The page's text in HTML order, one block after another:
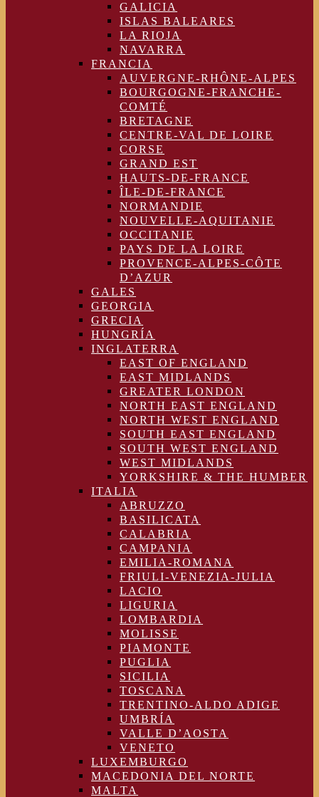
GALICIA
ISLAS BALEARES
LA RIOJA
NAVARRA
FRANCIA
AUVERGNE-RHÔNE-ALPES
BOURGOGNE-FRANCHE-
COMTÉ
BRETAGNE
CENTRE-VAL DE LOIRE
CORSE
GRAND EST
HAUTS-DE-FRANCE
ÎLE-DE-FRANCE
NORMANDIE
NOUVELLE-AQUITANIE
OCCITANIE
PAYS DE LA LOIRE
PROVENCE-ALPES-CÔTE
D’AZUR
GALES
GEORGIA
GRECIA
HUNGRÍA
INGLATERRA
EAST OF ENGLAND
EAST MIDLANDS
GREATER LONDON
NORTH EAST ENGLAND
NORTH WEST ENGLAND
SOUTH EAST ENGLAND
SOUTH WEST ENGLAND
WEST MIDLANDS
YORKSHIRE & THE HUMBER
ITALIA
ABRUZZO
BASILICATA
CALABRIA
CAMPANIA
EMILIA-ROMANA
FRIULI-VENEZIA-JULIA
LACIO
LIGURIA
LOMBARDIA
MOLISSE
PIAMONTE
PUGLIA
SICILIA
TOSCANA
TRENTINO-ALDO ADIGE
UMBRÍA
VALLE D’AOSTA
VENETO
LUXEMBURGO
MACEDONIA DEL NORTE
MALTA